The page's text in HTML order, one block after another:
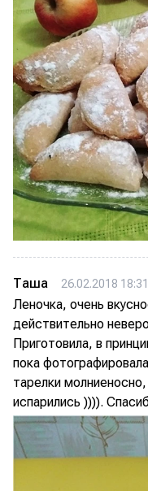
Таша 26.02.2018 18:31
Леночка, очень
действительно
Приготовила, в
пока
тарелки
испарились )))).